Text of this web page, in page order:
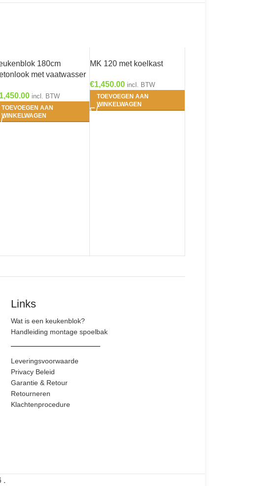
180cm
met vaatwasser
RAI-884
incl. BTW
TOEVOEGEN AAN
WINKELWAGEN
MK 120 met koelkast
€1,450.00 incl. BTW
TOEVOEGEN AAN
WINKELWAGEN
Links
Wat is een keukenblok?
Handleiding montage spoelbak
Leveringsvoorwaarde
Privacy Beleid
Garantie & Retour
Retourneren
Klachtenprocedure
.